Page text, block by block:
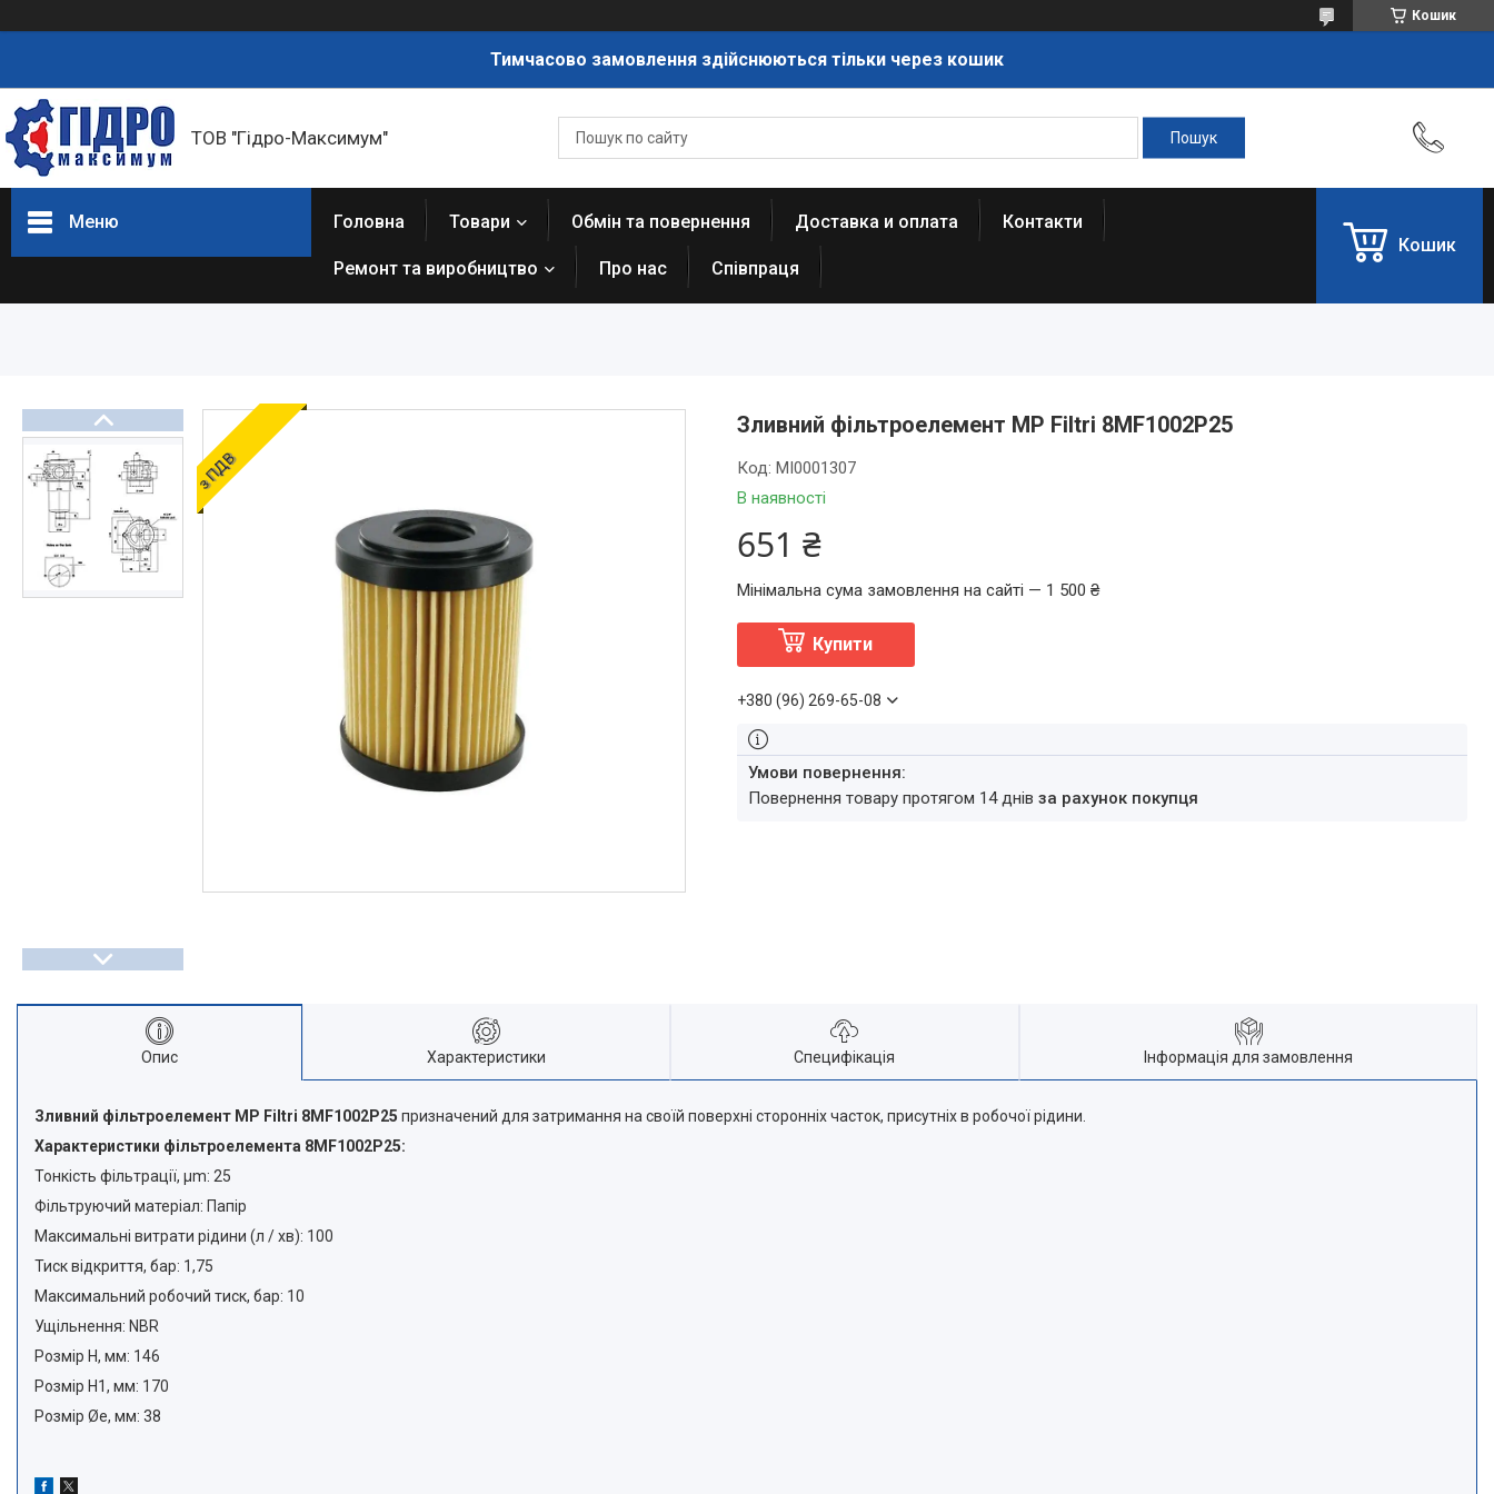
Кошик
Тимчасово замовлення здійснюються тільки через кошик
ТОВ "Гідро-Максимум"
Меню
ОЛИВИ ТА МАСТИЛА
ДІАГНОСТИЧНІ І
КОНТРОЛЬНО-
ВИМІРЮВАЛЬНІ ПРИЛАДИ
Запчастин до
сільгосптехніки
Головна Товари Обмін та повернення Доставка и оплата Контакти
Ремонт та виробництво Про нас Співпраця
Кошик
з ПДВ
Зливний фільтроелемент MP Filtri 8MF1002P25
В наявності
Код: MI0001307
651 ₴
Мінімальна сума замовлення на сайті — 1 500 ₴
Купити
+380 (96) 269-65-08
повернення товару протягом 14 днів за рахунок покупця
Опис Характеристики Специфікація Інформація для замовлення
Зливний фільтроелемент MP Filtri 8MF1002P25 призначений для затримання на своїй поверхні сторонніх часток, присутніх в робочої рідини.
Характеристики фільтроелемента 8MF1002P25:
Тонкість фільтрації, μm: 25
Фільтруючий матеріал: Папір
Максимальні витрати рідини (л / хв): 100
Тиск відкриття, бар: 1,75
Максимальний робочий тиск, бар: 10
Ущільнення: NBR
Розмір H, мм: 146
Розмір H1, мм: 170
Розмір Øe, мм: 38